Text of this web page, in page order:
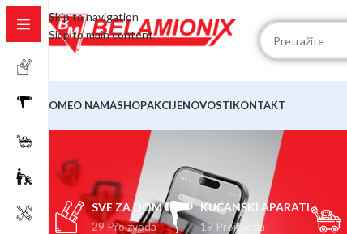
Skip to navigation
Skip to main content
HOMEO NAMASHOPAKCIJENOVOSTIKONTAKT
SVE ZA DOM
29 Proizvoda
KUĆANSKI APARATI
19 Proizvoda